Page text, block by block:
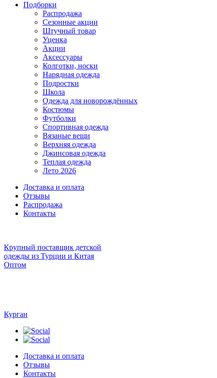
Подборки
Распродажа
Сезонные акции
Штучный товар
Уценка
Акции
Аксессуары
Колготки, носки
Нарядная одежда
Подростки
Школа
Одежда для новорождённых
Костюмы
Футболки
Спортивная одежда
Вязаные вещи
Верхняя одежда
Джинсовая одежда
Теплая одежда
Лето 2026
Доставка и оплата
Отзывы
Распродажа
Контакты
Крупный поставщик детской
одежды из Турции и Китая
Оптом
Курган
Доставка и оплата
Отзывы
Контакты